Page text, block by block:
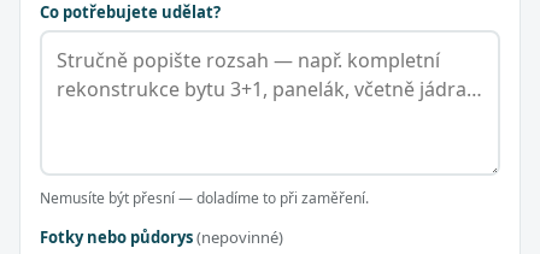
Co potřebujete udělat?
Nemusíte být přesní — doladíme to při zaměření.
Fotky nebo půdorys(nepovinné)